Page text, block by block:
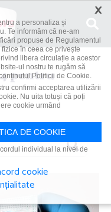
pentru
×
a personaliza și
Te informăm că ne-am
propuse de Regulamentul
în ceea ce privește
libera circulație a acestor
ul nostru te rugăm să
Politicii de Cookie.
confirmi acceptarea utilizării
Nu uita totuși că poți
cookie urmând
DE COOKIE
individual la nivel de
cookie